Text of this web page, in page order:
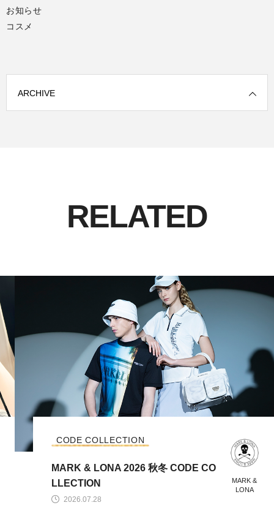
お知らせ
コスメ
ARCHIVE
RELATED
MARK &
LONA
2026.07.28
CODE COLLECTION
MARK & LONA 2026 秋冬 CODE CO
LLECTION